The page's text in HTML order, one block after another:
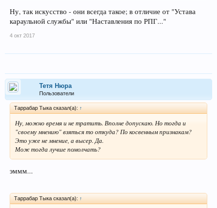
Ну, так искусство - они всегда такое; в отличие от "Устава
караульной службы" или "Наставления по РПГ..."
4 окт 2017
Тетя Нюра
Пользователи
Таррабар Тыка сказал(а): ↑
Ну, можно время и не тратить. Вполне допускаю. Но тогда и
"своему мнению" взяться то откуда? По косвенным признакам?
Это уже не мнение, а высер. Да.
Мож тогда лучше помолчать?
эммм...
Таррабар Тыка сказал(а): ↑